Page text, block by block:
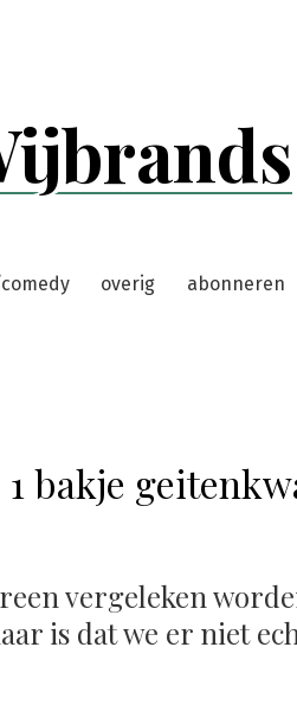
overig abonneren
1 bakje
vergeleken
is dat we er niet